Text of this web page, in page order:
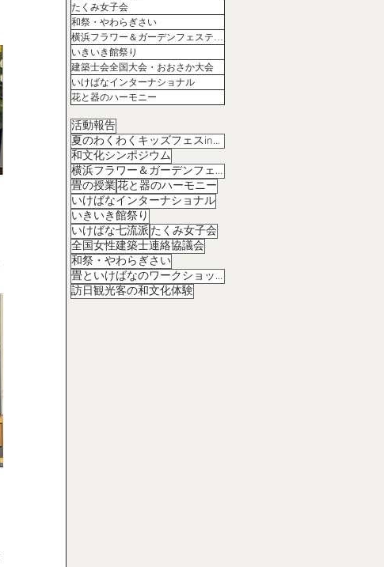
たくみ女子会
和祭・やわらぎさい
横浜フラワー＆ガーデンフェスティバル
いきいき館祭り
建築士会全国大会・おおさか大会
いけばなインターナショナル
花と器のハーモニー
活動報告
夏のわくわくキッズフェスin日本橋
和文化シンポジウム
横浜フラワー＆ガーデンフェスティバル
畳の授業花と器のハーモニー
いけばなインターナショナル
いきいき館祭り
いけばな七流派たくみ女子会
全国女性建築士連絡協議会
和祭・やわらぎさい
畳といけばなのワークショップ・コラボ
訪日観光客の和文化体験